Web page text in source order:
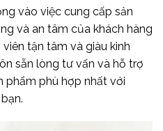
vào việc cung cấp sản
và an tâm của khách hàng
tận tâm và giàu kinh
sẵn lòng tư vấn và hỗ trợ
phẩm phù hợp nhất với